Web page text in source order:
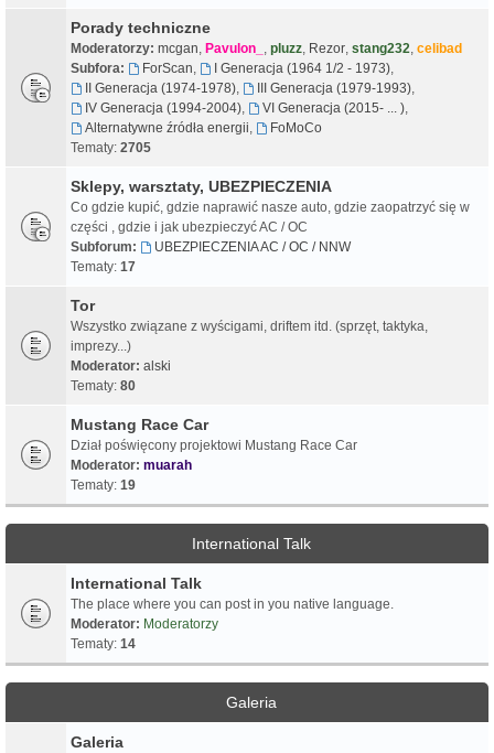
Porady techniczne
Moderatorzy: mcgan, Pavulon_ , pluzz, Rezor, stang232, celibad
Subfora:
ForScan, I Generacja (1964 1/2 - 1973),
II Generacja (1974-1978), III Generacja (1979-1993),
IV Generacja (1994-2004), VI Generacja (2015- ... ),
Alternatywne źródła energii,
FoMoCo
Tematy: 2705
Sklepy, warsztaty, UBEZPIECZENIA
Co gdzie kupić, gdzie naprawić nasze auto, gdzie zaopatrzyć się w
części , gdzie i jak ubezpieczyć AC / OC
Subforum:
UBEZPIECZENIA AC / OC / NNW
Tematy: 17
Tor
Wszystko związane z wyścigami, driftem itd. (sprzęt, taktyka,
imprezy...)
Moderator: alski
Tematy: 80
Mustang Race Car
Dział poświęcony projektowi Mustang Race Car
Moderator: muarah
Tematy: 19
International Talk
International Talk
The place where you can post in you native language.
Moderator: Moderatorzy
Tematy: 14
Galeria
Galeria